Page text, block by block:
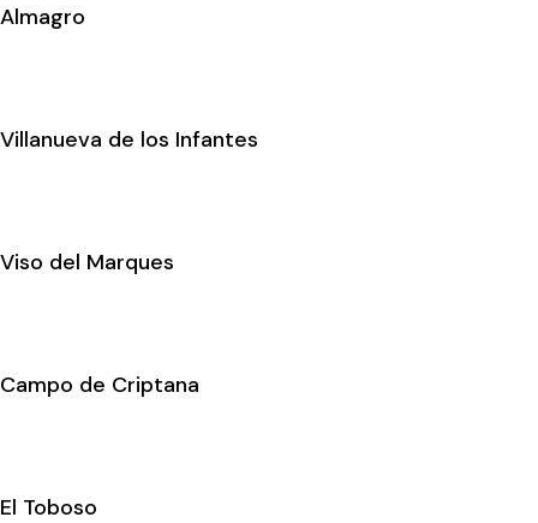
Almagro
Villanueva de los Infantes
Viso del Marques
Campo de Criptana
El Toboso